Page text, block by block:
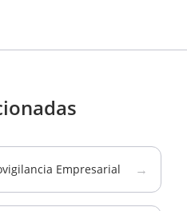
Empresarial →